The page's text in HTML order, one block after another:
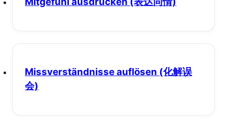
Missverständnisse auflösen (化解误
会)